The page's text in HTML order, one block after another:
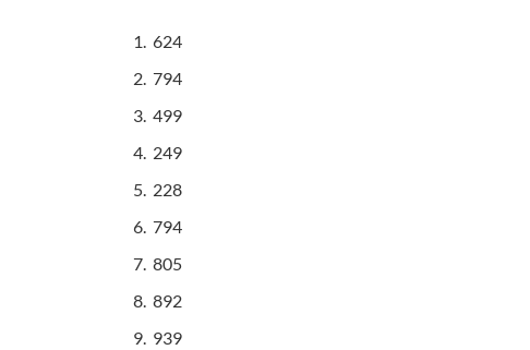
624
794
499
249
228
794
805
892
939